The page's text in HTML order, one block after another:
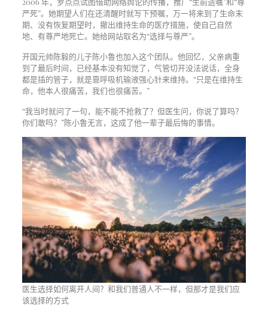
严死”。她期望人们在还清醒时就写下预嘱，万一将来到了生命末
期、没有恢复期望时，撤出维持生命的医疗措施，使自己自然
地、有尊严地死亡。她给网站取名为“选择与尊严”。
开国元帅陈毅的儿子陈小鲁也加入这个团队。他回忆，父亲病重
到了最后时间，已经基本没有知觉了，气管切开没法说话，全身
都是插的管子，就是靠呼吸机输液强心针来维持。“只是在维持生
命，他本人很痛苦，我们也很痛苦。”
“我当时就问了一句，能不能不抢救了？但医生问，你说了算吗？
你们敢吗？”陈小鲁无言，这成了他一辈子最后悔的事情。
医生选择如何离开人间？和我们普通人不一样，但那才是我们应
该选择的方式